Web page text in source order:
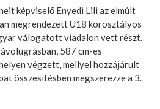
képviselő Enyedi Lili az elmúlt
megrendezett U18 korosztályos
válogatott viadalon vett részt.
587 cm-es
végzett, mellyel hozzájárult
összesítésben megszerezze a 3.